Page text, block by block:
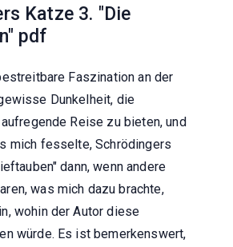
Katze 3. "Die
pdf
Faszination an der
Dunkelheit, die
Reise zu bieten, und
mich fesselte, Schrödingers
dann, wenn andere
was mich dazu brachte,
wohin der Autor diese
würde. Es ist bemerkenswert,